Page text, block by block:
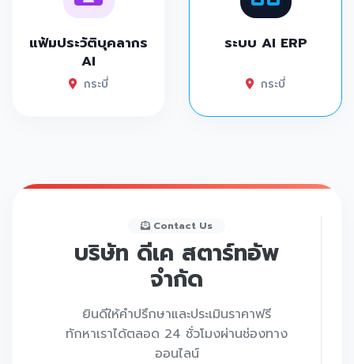
แฟ้มประวัติบุคลากร
AI
กระบี่
ระบบ AI ERP
กระบี่
Contact Us
บริษัท ดีเค สตาร์ทอัพ
จำกัด
ยินดีให้คำปรึกษาและประเมินราคาฟรี
ทักหาเราได้ตลอด 24 ชั่วโมงผ่านช่องทาง
ออนไลน์